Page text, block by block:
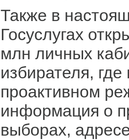
Также в
Госуслугах
млн личных
избирателя,
проактивном
информация о
выборах,